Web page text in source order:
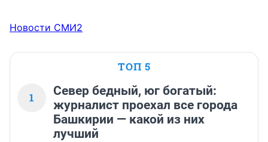
Новости СМИ2
ТОП 5
1
Север бедный, юг богатый:
журналист проехал все города
Башкирии — какой из них
лучший